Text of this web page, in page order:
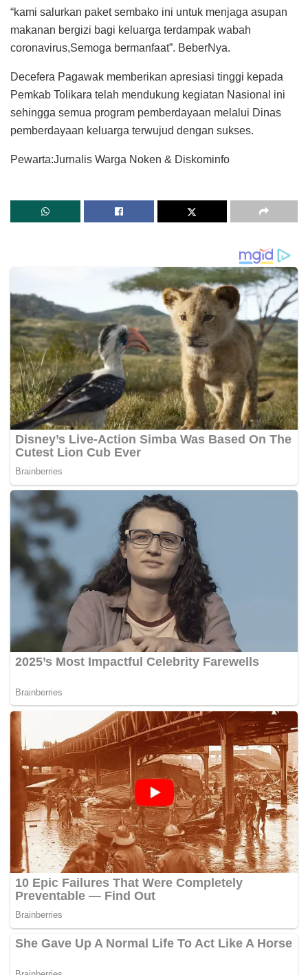
“kami salurkan paket sembako ini untuk menjaga asupan
makanan bergizi bagi keluarga terdampak wabah
coronavirus,Semoga bermanfaat”. BeberNya.
Decefera Pagawak memberikan apresiasi tinggi kepada
Pemkab Tolikara telah mendukung kegiatan Nasional ini
sehingga semua program pemberdayaan melalui Dinas
pemberdayaan keluarga terwujud dengan sukses.
Pewarta:Jurnalis Warga Noken & Diskominfo